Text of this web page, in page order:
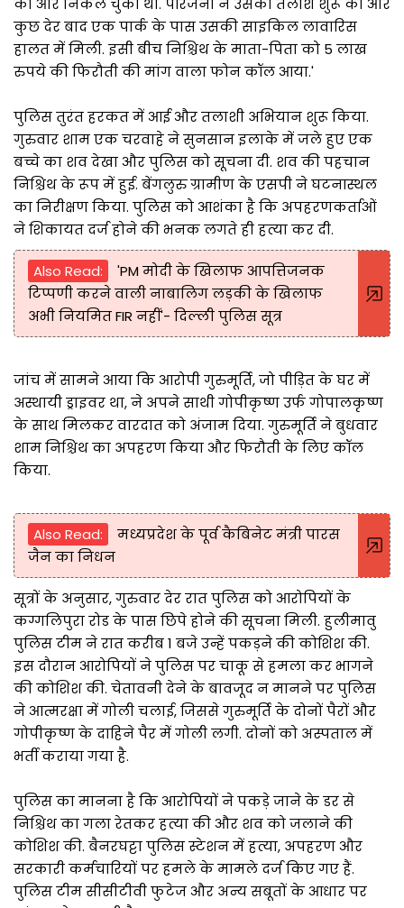
कुछ देर बाद एक पार्क के पास उसकी साइकिल लावारिस
हालत में मिली. इसी बीच निश्चिथ के माता-पिता को 5 लाख
रुपये की फिरौती की मांग वाला फोन कॉल आया.'
पुलिस तुरंत हरकत में आई और तलाशी अभियान शुरू किया.
गुरुवार शाम एक चरवाहे ने सुनसान इलाके में जले हुए एक
बच्चे का शव देखा और पुलिस को सूचना दी. शव की पहचान
निश्चिथ के रूप में हुई. बेंगलुरु ग्रामीण के एसपी ने घटनास्थल
का निरीक्षण किया. पुलिस को आशंका है कि अपहरणकर्ताओं
ने शिकायत दर्ज होने की भनक लगते ही हत्या कर दी.
Also Read:
'PM मोदी के खिलाफ आपत्तिजनक
टिप्पणी करने वाली नाबालिग लड़की के खिलाफ
अभी नियमित FIR नहीं'- दिल्ली पुलिस सूत्र
जांच में सामने आया कि आरोपी गुरुमूर्ति, जो पीड़ित के घर में
अस्थायी ड्राइवर था, ने अपने साथी गोपीकृष्ण उर्फ गोपालकृष्ण
के साथ मिलकर वारदात को अंजाम दिया. गुरुमूर्ति ने बुधवार
शाम निश्चिथ का अपहरण किया और फिरौती के लिए कॉल
किया.
Also Read:
मध्यप्रदेश के पूर्व कैबिनेट मंत्री पारस
जैन का निधन
सूत्रों के अनुसार, गुरुवार देर रात पुलिस को आरोपियों के
कग्गलिपुरा रोड के पास छिपे होने की सूचना मिली. हुलीमावु
पुलिस टीम ने रात करीब 1 बजे उन्हें पकड़ने की कोशिश की.
इस दौरान आरोपियों ने पुलिस पर चाकू से हमला कर भागने
की कोशिश की. चेतावनी देने के बावजूद न मानने पर पुलिस
ने आत्मरक्षा में गोली चलाई, जिससे गुरुमूर्ति के दोनों पैरों और
गोपीकृष्ण के दाहिने पैर में गोली लगी. दोनों को अस्पताल में
भर्ती कराया गया है.
पुलिस का मानना है कि आरोपियों ने पकड़े जाने के डर से
निश्चिथ का गला रेतकर हत्या की और शव को जलाने की
कोशिश की. बैनरघट्टा पुलिस स्टेशन में हत्या, अपहरण और
सरकारी कर्मचारियों पर हमले के मामले दर्ज किए गए हैं.
पुलिस टीम सीसीटीवी फुटेज और अन्य सबूतों के आधार पर